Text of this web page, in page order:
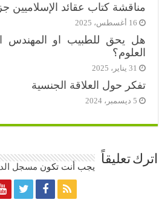
مناقشة كتاب عقائد الإسلاميين
16 أغسطس، 2025
هل يحق للطبيب او المهندس
العلوم؟
31 يناير، 2025
تفكر حول العلاقة الجنسية
5 ديسمبر، 2024
اترك تعليقاً يجب أنت تكون مسجل